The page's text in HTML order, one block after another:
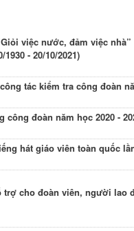
việc nước, đảm việc
- 20/10/2021)
tác kiểm tra công đoàn
đoàn năm học 2020 -
hát giáo viên toàn quốc
cho đoàn viên, người lao